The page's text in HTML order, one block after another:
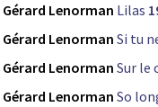
Gérard Lenorman Lilas
Gérard Lenorman Si tu
Gérard Lenorman Sur le
Gérard Lenorman So